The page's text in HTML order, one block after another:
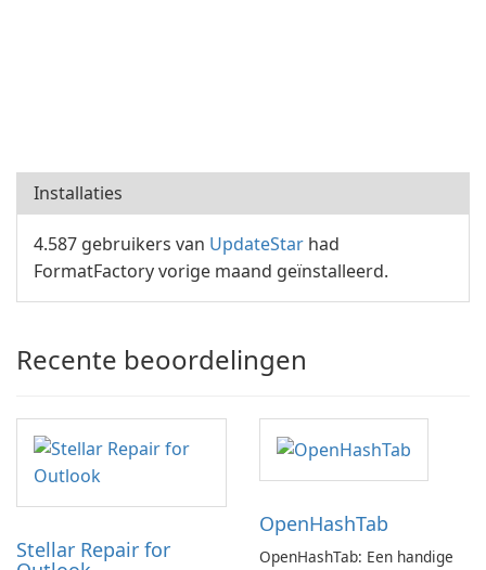
Installaties
4.587 gebruikers van UpdateStar had
FormatFactory vorige maand geïnstalleerd.
Recente beoordelingen
Stellar Repair for
OpenHashTab
OpenHashTab: Een handige